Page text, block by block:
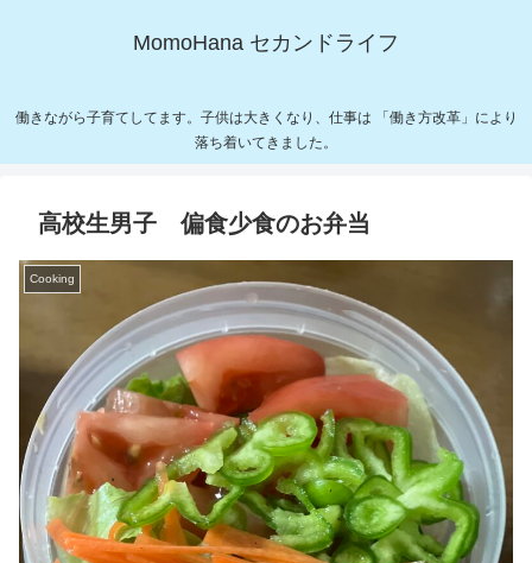
MomoHana セカンドライフ
働きながら子育てしてます。子供は大きくなり、仕事は 「働き方改革」により
落ち着いてきました。
高校生男子 偏食少食のお弁当
Cooking